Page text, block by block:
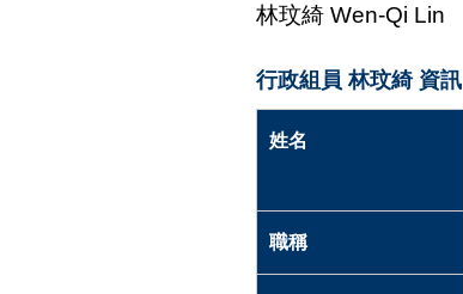
林玟綺 Wen-Qi Lin
行政組員 林玟綺 資訊
姓名
職稱